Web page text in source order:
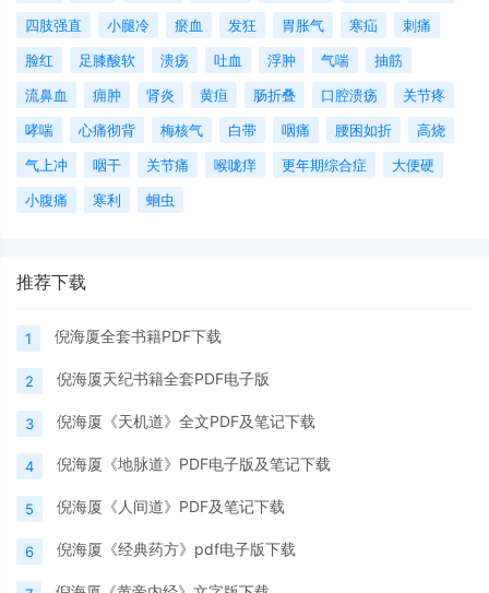
四肢强直
小腿冷 瘀血 发狂 胃胀气 寒疝
刺痛
脸红
足膝酸软 溃疡 吐血 浮肿 气喘
抽筋
流鼻血
痈肿 肾炎 黄疸 肠折叠 口腔溃疡
关节疼
哮喘
心痛彻背 梅核气 白带 咽痛 腰困如折
高烧
气上冲
咽干 关节痛 喉咙痒 更年期综合症
大便硬
小腹痛
寒利 蛔虫
推荐下载
1 倪海厦全套书籍PDF下载
2 倪海厦天纪书籍全套PDF电子版
3 倪海厦《天机道》全文PDF及笔记下载
4 倪海厦《地脉道》PDF电子版及笔记下载
5 倪海厦《人间道》PDF及笔记下载
6 倪海厦《经典药方》pdf电子版下载